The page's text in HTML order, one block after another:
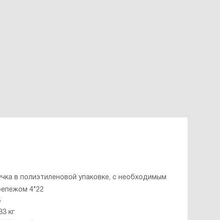
в полиэтиленовой упаковке, с необходимым
4*22
кг